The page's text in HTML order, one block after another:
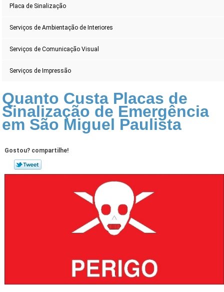
Placa de Sinalização
Serviços de Ambientação de Interiores
Serviços de Comunicação Visual
Serviços de Impressão
Quanto Custa Placas de
Sinalização de Emergência
em São Miguel Paulista
Gostou? compartilhe!